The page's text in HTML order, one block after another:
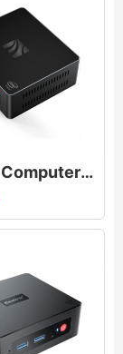
GK MINI Computer Mini PC Windows 10 Celeron J4125(up to 2.7GHz) Processor, 8GB 128G SSD Supports 4K